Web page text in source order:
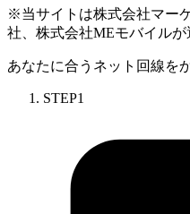
※当サイトは株式会社マー
社、株式会社MEモバイルが
あなたに合うネット回線を
STEP1